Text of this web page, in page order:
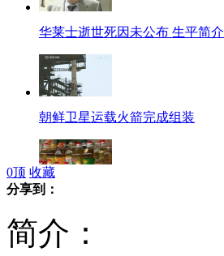
华莱士逝世死因未公布 生平简介
朝鲜卫星运载火箭完成组装
0顶 收藏
分享到：
简介：